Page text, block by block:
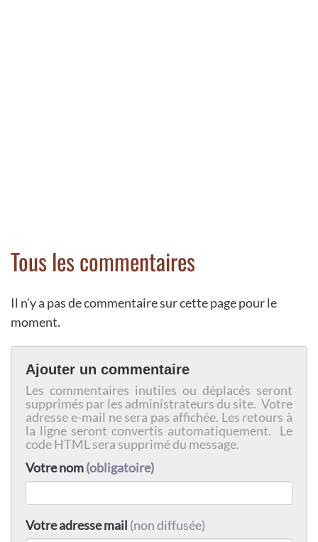
Tous les commentaires
Il n'y a pas de commentaire sur cette page pour le
moment.
Ajouter un commentaire
Les commentaires inutiles ou déplacés seront
supprimés par les administrateurs du site. Votre
adresse e-mail ne sera pas affichée. Les retours à
la ligne seront convertis automatiquement. Le
code HTML sera supprimé du message.
Votre nom(obligatoire)
Votre adresse mail (non diffusée)